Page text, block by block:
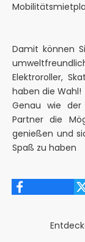
Damit können
Elektroroller,
haben die Wahl!
Genau wie der
Partner die
genießen und
Spaß zu haben